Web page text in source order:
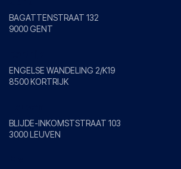
BAGATTENSTRAAT 132
9000 GENT
ENGELSE WANDELING 2/K19
8500 KORTRIJK
BLIJDE-INKOMSTSTRAAT 103
3000 LEUVEN